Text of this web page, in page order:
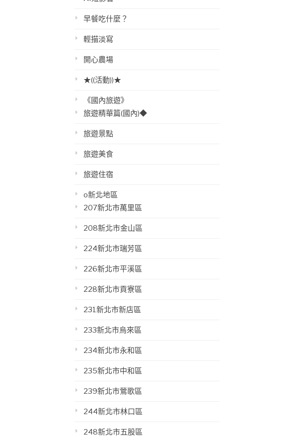
早餐吃什麼？
輕描淡寫
開心農場
★((活動))★
《國內旅遊》
旅遊精華篇(國內)◆
旅遊景點
旅遊美食
旅遊住宿
o新北地區
207新北市萬里區
208新北市金山區
224新北市瑞芳區
226新北市平溪區
228新北市貢寮區
231新北市新店區
233新北市烏來區
234新北市永和區
235新北市中和區
239新北市鶯歌區
244新北市林口區
248新北市五股區